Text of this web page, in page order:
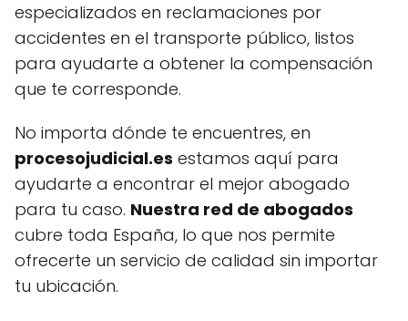
especializados en reclamaciones por
accidentes en el transporte público, listos
para ayudarte a obtener la compensación
que te corresponde.
No importa dónde te encuentres, en
procesojudicial.es estamos aquí para
ayudarte a encontrar el mejor abogado
para tu caso. Nuestra red de abogados
cubre toda España, lo que nos permite
ofrecerte un servicio de calidad sin importar
tu ubicación.